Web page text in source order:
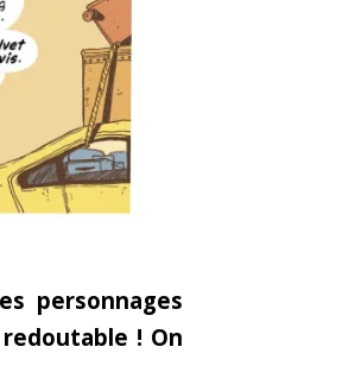
personnages
! On